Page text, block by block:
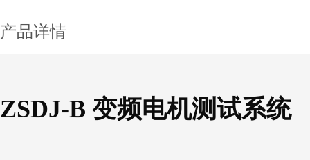
产品详情
ZSDJ-B 变频电机测试系统